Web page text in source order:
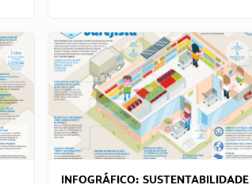
INFOGRÁFICO: SUSTENTABILIDADE